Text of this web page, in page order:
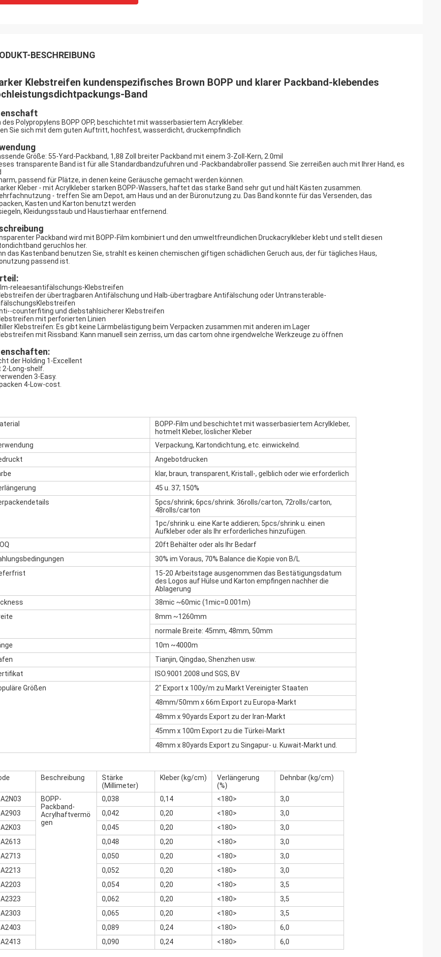
BESCHREIBUNG
Klebstreifen kundenspezifisches Brown BOPP und klarer Packband-klebendes
Band
des Polypropylens BOPP OPP, beschichtet mit wasserbasiertem Acrylkleber.
Sie sich mit dem guten Auftritt, hochfest, wasserdicht, druckempfindlich
Größe: 55-Yard-Packband, 1,88 Zoll breiter Packband mit einem 3-Zoll-Kern, 2.0mil
transparente Band ist für alle Standardbandzufuhren und -Packbandabroller passend. Sie zerreißen auch mit Ihrer Hand, es
passend für Plätze, in denen keine Geräusche gemacht werden können.
Kleber - mit Acrylkleber starken BOPP-Wassers, haftet das starke Band sehr gut und hält Kästen zusammen.
- treffen Sie am Depot, am Haus und an der Büronutzung zu. Das Band konnte für das Versenden, das
Kasten und Karton benutzt werden
Kleidungsstaub und Haustierhaar entfernend.
Packband wird mit BOPP-Film kombiniert und den umweltfreundlichen Druckacrylkleber klebt und stellt diesen
geruchlos her.
das Kastenband benutzen Sie, strahlt es keinen chemischen giftigen schädlichen Geruch aus, der für tägliches Haus,
passend ist.
releaesantifälschungs-Klebstreifen
der übertragbaren Antifälschung und Halb-übertragbare Antifälschung oder Untransterable-
counterfiting und diebstahlsicherer Klebstreifen
mit perforierten Linien
Klebstreifen: Es gibt keine Lärmbelästigung beim Verpacken zusammen mit anderen im Lager
mit Rissband: Kann manuell sein zerriss, um das cartom ohne irgendwelche Werkzeuge zu öffnen
der Holding 1-Excellent
2-Long-shelf.
3-Easy.
4-Low-cost.
BOPP-Film und beschichtet mit wasserbasiertem Acrylkleber,
hotmelt Kleber, löslicher Kleber
Verpackung, Kartondichtung, etc. einwickelnd.
Angebotdrucken
klar, braun, transparent, Kristall-, gelblich oder wie erforderlich
45 u. 37; 150%
5pcs/shrink; 6pcs/shrink. 36rolls/carton, 72rolls/carton,
48rolls/carton
1pc/shrink u. eine Karte addieren; 5pcs/shrink u. einen
Aufkleber oder als Ihr erforderliches hinzufügen.
20ft Behälter oder als Ihr Bedarf
30% im Voraus, 70% Balance die Kopie von B/L
15-20 Arbeitstage ausgenommen das Bestätigungsdatum
des Logos auf Hülse und Karton empfingen nachher die
Ablagerung
38mic ~60mic (1mic=0.001m)
8mm ~1260mm
normale Breite: 45mm, 48mm, 50mm
10m ~4000m
Tianjin, Qingdao, Shenzhen usw.
ISO.9001.2008 und SGS, BV
Größen
2" Export x 100y/m zu Markt Vereinigter Staaten
48mm/50mm x 66m Export zu Europa-Markt
48mm x 90yards Export zu der Iran-Markt
45mm x 100m Export zu die Türkei-Markt
48mm x 80yards Export zu Singapur- u. Kuwait-Markt und.
Beschreibung
Stärke
(Millimeter)
Kleber (kg/cm)
Verlängerung
(%)
Dehnbar (kg/cm)
BOPP-
Packband-
Acrylhaftvermö
gen
0,038 0,14 <180>
3,0
0,042 0,20 <180>
3,0
0,045 0,20 <180>
3,0
0,048 0,20 <180>
3,0
0,050 0,20 <180>
3,0
0,052 0,20 <180>
3,0
0,054 0,20 <180>
3,5
0,062 0,20 <180>
3,5
0,065 0,20 <180>
3,5
0,089 0,24 <180>
6,0
0,090 0,24 <180> 6,0